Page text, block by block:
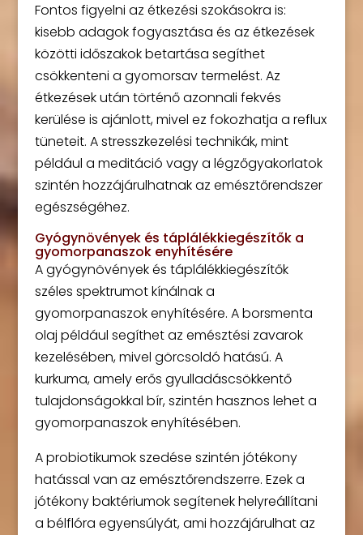
Fontos figyelni az étkezési szokásokra is:
kisebb adagok fogyasztása és az étkezések
közötti időszakok betartása segíthet
csökkenteni a gyomorsav termelést. Az
étkezések után történő azonnali fekvés
kerülése is ajánlott, mivel ez fokozhatja a reflux
tüneteit. A stresszkezelési technikák, mint
például a meditáció vagy a légzőgyakorlatok
szintén hozzájárulhatnak az emésztőrendszer
egészségéhez.
Gyógynövények és táplálékkiegészítők a
gyomorpanaszok enyhítésére
A gyógynövények és táplálékkiegészítők
széles spektrumot kínálnak a
gyomorpanaszok enyhítésére. A borsmenta
olaj például segíthet az emésztési zavarok
kezelésében, mivel görcsoldó hatású. A
kurkuma, amely erős gyulladáscsökkentő
tulajdonságokkal bír, szintén hasznos lehet a
gyomorpanaszok enyhítésében.
A probiotikumok szedése szintén jótékony
hatással van az emésztőrendszerre. Ezek a
jótékony baktériumok segítenek helyreállítani
a bélflóra egyensúlyát, ami hozzájárulhat az